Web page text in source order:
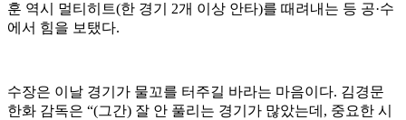
훈 역시 멀티히트(한 경기 2개 이상 안타)를 때려내는 등 공·수
에서 힘을 보탰다.
수장은 이날 경기가 물꼬를 터주길 바라는 마음이다. 김경문
한화 감독은 “(그간) 잘 안 풀리는 경기가 많았는데, 중요한 시